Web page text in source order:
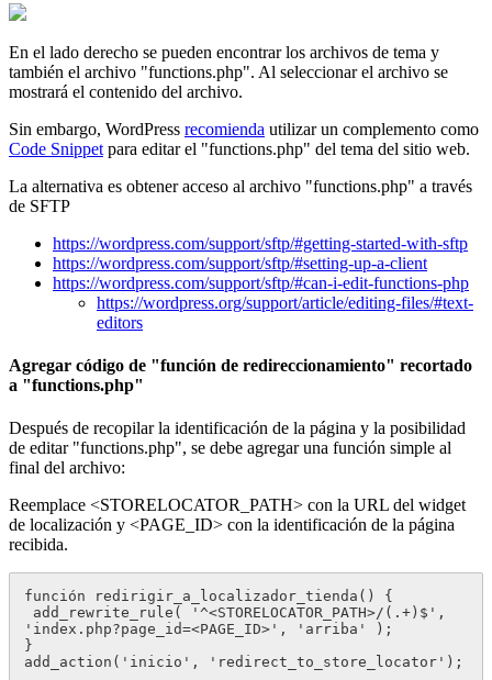
En el lado derecho se pueden encontrar los archivos de tema y
también el archivo "functions.php". Al seleccionar el archivo se
mostrará el contenido del archivo.
Sin embargo, WordPress recomienda utilizar un complemento como
Code Snippet para editar el "functions.php" del tema del sitio web.
La alternativa es obtener acceso al archivo "functions.php" a través
de SFTP
https://wordpress.com/support/sftp/#getting-started-with-sftp
https://wordpress.com/support/sftp/#setting-up-a-client
https://wordpress.com/support/sftp/#can-i-edit-functions-php
https://wordpress.org/support/article/editing-files/#text-
editors
Agregar código de "función de redireccionamiento" recortado
a "functions.php"
Después de recopilar la identificación de la página y la posibilidad
de editar "functions.php", se debe agregar una función simple al
final del archivo:
Reemplace <STORELOCATOR_PATH> con la URL del widget
de localización y <PAGE_ID> con la identificación de la página
recibida.
función redirigir_a_localizador_tienda() {
'index.php?page_id=<PAGE_ID>', 'arriba' );
}
add_action('inicio', 'redirect_to_store_locator');